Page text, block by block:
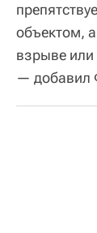
объектом,
взрыве
— добавил